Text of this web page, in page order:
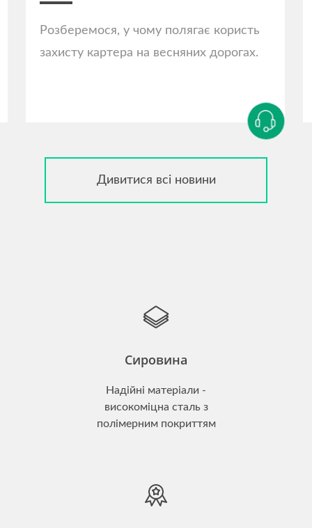
Розберемося, у чому полягає користь
захисту картера на весняних дорогах.
Дивитися всі новини
Сировина
Надійні матеріали -
високоміцна сталь з
полімерним покриттям